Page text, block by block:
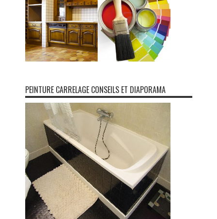
PEINTURE CARRELAGE CONSEILS ET DIAPORAMA